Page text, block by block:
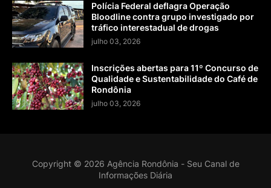
Polícia Federal deflagra Operação
Bloodline contra grupo investigado por
tráfico interestadual de drogas
julho 03, 2026
Inscrições abertas para 11º Concurso de
Qualidade e Sustentabilidade do Café de
Rondônia
julho 03, 2026
Copyright © 2026 Agência Rondônia - Seu Canal de
Informações Diária